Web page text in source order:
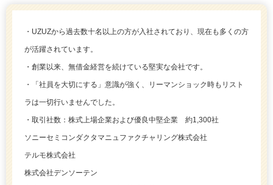
・UZUZから過去数十名以上の方が入社されており、現在も多くの方
が活躍されています。
・創業以来、無借金経営を続けている堅実な会社です。
・「社員を大切にする」意識が強く、リーマンショック時もリスト
ラは一切行いませんでした。
・取引社数：株式上場企業および優良中堅企業 約1,300社
ソニーセミコンダクタマニュファクチャリング株式会社
テルモ株式会社
株式会社デンソーテン